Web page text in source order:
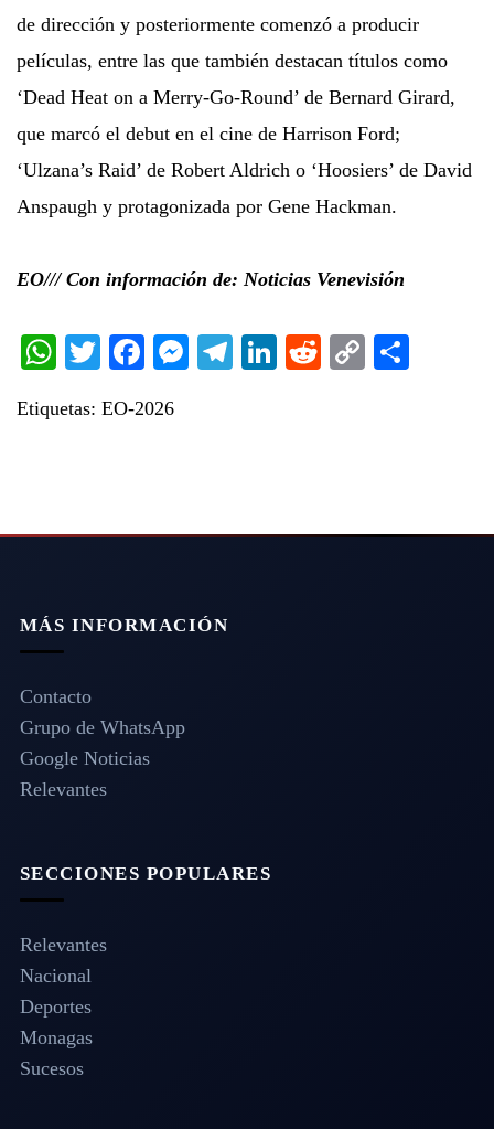
de dirección y posteriormente comenzó a producir
películas, entre las que también destacan títulos como
‘Dead Heat on a Merry-Go-Round’ de Bernard Girard,
que marcó el debut en el cine de Harrison Ford;
‘Ulzana’s Raid’ de Robert Aldrich o ‘Hoosiers’ de David
Anspaugh y protagonizada por Gene Hackman.
EO/// Con información de: Noticias Venevisión
WhatsApp
TwitterFacebook
Messenger
Telegram
LinkedIn
RedditCopy
Etiquetas: EO-2026
MÁS INFORMACIÓN
Contacto
Grupo de WhatsApp
Google Noticias
Relevantes
SECCIONES POPULARES
Relevantes
Nacional
Deportes
Monagas
Sucesos